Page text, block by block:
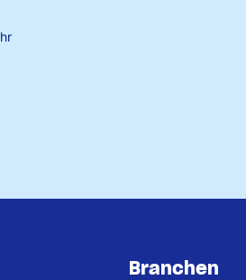
Branchen